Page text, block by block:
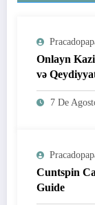
Onlayn
və
7 De
Cuntspin
Guide